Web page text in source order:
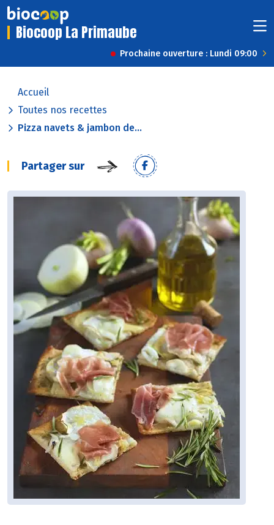
Biocoop La Primaube
Prochaine ouverture : Lundi 09:00
Accueil
Toutes nos recettes
Pizza navets & jambon de...
Partager sur